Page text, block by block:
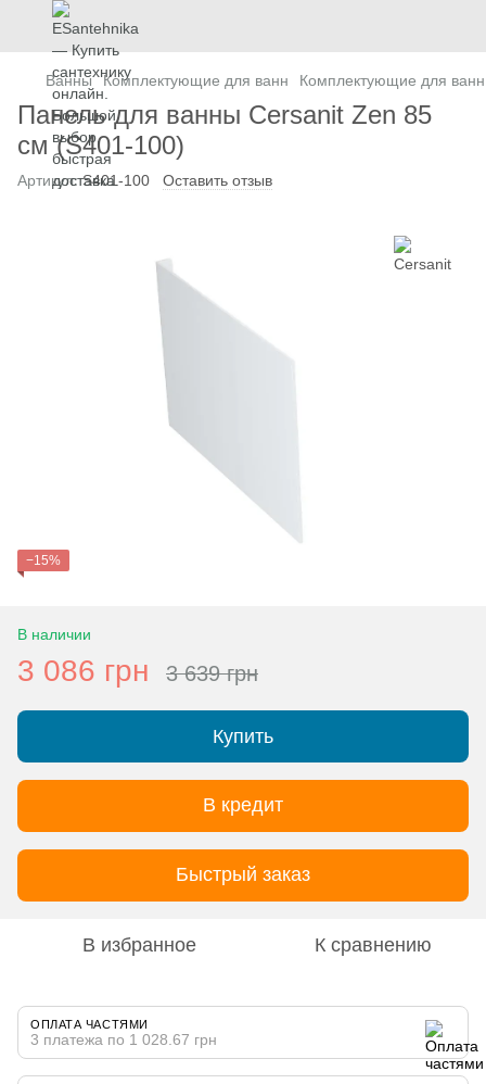
Ванны Комплектующие для ванн Комплектующие для
Панель для ванны Cersanit Zen 85
см (S401-100)
Артикул:S401-100 Оставить отзыв
−15%
В наличии
3 086 грн 3 639 грн
Купить
В кредит
Быстрый заказ
В избранное К сравнению
ОПЛАТА ЧАСТЯМИ
3 платежа по 1 028.67 грн